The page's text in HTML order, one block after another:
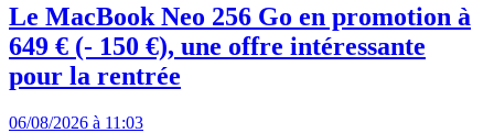
Le MacBook Neo 256 Go en promotion à
649 € (- 150 €), une offre intéressante
pour la rentrée
06/08/2026 à 11:03